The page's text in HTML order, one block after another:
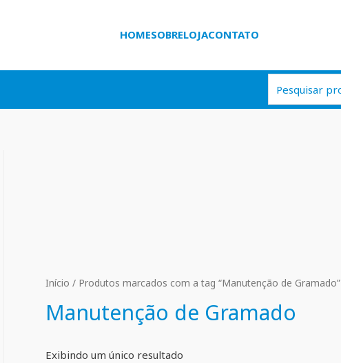
HOMESOBRELOJACONTATO
Início / Produtos marcados com a tag “Manutenção de Gramado”
Manutenção de Gramado
Exibindo um único resultado